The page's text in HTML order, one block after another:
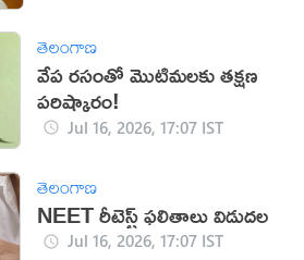
తెలంగాణ
వేప రసంతో మొటిమలకు తక్షణ
పరిష్కారం!
Jul 16, 2026, 17:07 IST
తెలంగాణ
NEET రీటెస్ట్ ఫలితాలు విడుదల
Jul 16, 2026, 17:07 IST